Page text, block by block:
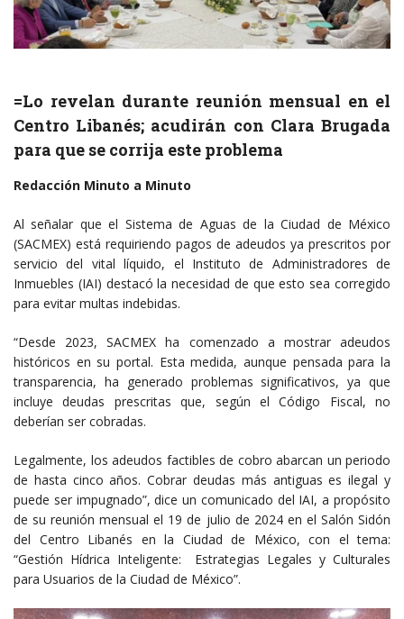
=Lo revelan durante reunión mensual en el
Centro Libanés; acudirán con Clara Brugada
para que se corrija este problema
Redacción Minuto a Minuto
Al señalar que el Sistema de Aguas de la Ciudad de México
(SACMEX) está requiriendo pagos de adeudos ya prescritos por
servicio del vital líquido, el Instituto de Administradores de
Inmuebles (IAI) destacó la necesidad de que esto sea corregido
para evitar multas indebidas.
“Desde 2023, SACMEX ha comenzado a mostrar adeudos
históricos en su portal. Esta medida, aunque pensada para la
transparencia, ha generado problemas significativos, ya que
incluye deudas prescritas que, según el Código Fiscal, no
deberían ser cobradas.
Legalmente, los adeudos factibles de cobro abarcan un periodo
de hasta cinco años. Cobrar deudas más antiguas es ilegal y
puede ser impugnado”, dice un comunicado del IAI, a propósito
de su reunión mensual el 19 de julio de 2024 en el Salón Sidón
del Centro Libanés en la Ciudad de México, con el tema:
“Gestión Hídrica Inteligente: Estrategias Legales y Culturales
para Usuarios de la Ciudad de México”.